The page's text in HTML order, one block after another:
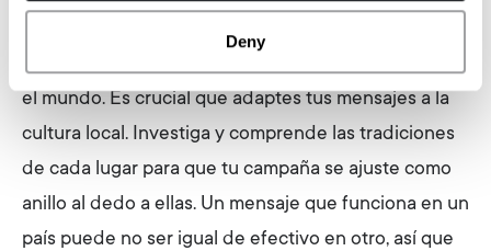
Deny
El ingrediente secreto, la cultura local
No todas las festividades se celebran igual en todo
el mundo. Es crucial que adaptes tus mensajes a la
cultura local. Investiga y comprende las tradiciones
de cada lugar para que tu campaña se ajuste como
anillo al dedo a ellas. Un mensaje que funciona en un
país puede no ser igual de efectivo en otro, así que